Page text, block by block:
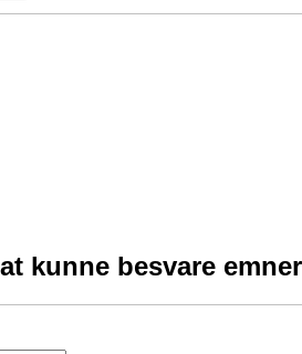
kunne besvare